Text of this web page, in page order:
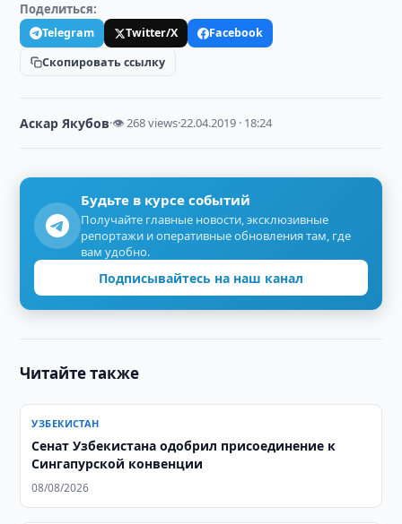
Поделиться:
Telegram Twitter/X
Facebook
Скопировать ссылку
Аскар Якубов·👁 268 views·22.04.2019 · 18:24
Будьте в курсе событий
Получайте главные новости, эксклюзивные
репортажи и оперативные обновления там, где
вам удобно.
Подписывайтесь на наш канал
Читайте также
УЗБЕКИСТАН
Сенат Узбекистана одобрил присоединение к
Сингапурской конвенции
08/08/2026